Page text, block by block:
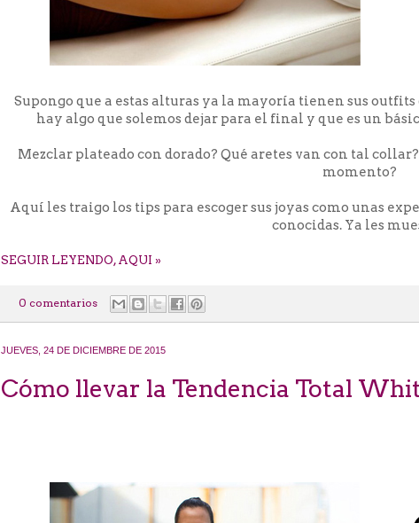
Supongo que a estas alturas ya la mayoría tienen sus
hay algo que solemos dejar para el final y que es un
Mezclar plateado con dorado? Qué aretes van con tal
momento?
Aquí les traigo los tips para escoger sus joyas como unas
conocidas. Ya les
SEGUIR LEYENDO, AQUI »
0 comentarios
JUEVES, 24 DE DICIEMBRE DE 2015
Cómo llevar la Tendencia Total